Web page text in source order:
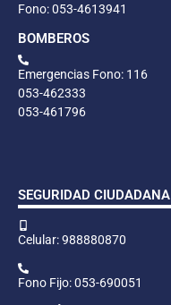
Fono: 053-4613941
BOMBEROS
Emergencias Fono: 116
053-462333
053-461796
SEGURIDAD CIUDADANA
Celular: 988880870
Fono Fijo: 053-690051